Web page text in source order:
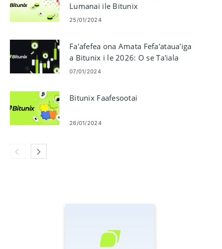
Lumanai ile Bitunix
25/01/2024
Fa'afefea ona Amata Fefa'ataua'iga
a Bitunix i le 2026: O se Ta'iala
La'asaga I La'asaga mo Tagata
07/01/2024
Bitunix Faafesootai
26/01/2024